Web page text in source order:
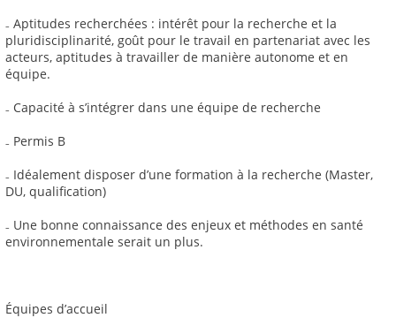
₋ Aptitudes recherchées : intérêt pour la recherche et la
pluridisciplinarité, goût pour le travail en partenariat avec les
acteurs, aptitudes à travailler de manière autonome et en
équipe.
₋ Capacité à s’intégrer dans une équipe de recherche
₋ Permis B
₋ Idéalement disposer d’une formation à la recherche (Master,
DU, qualification)
₋ Une bonne connaissance des enjeux et méthodes en santé
environnementale serait un plus.
Équipes d’accueil